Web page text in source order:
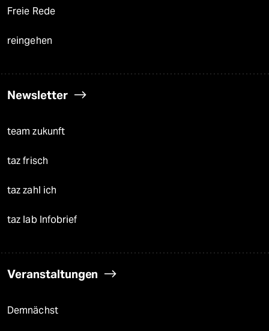
Freie Rede
reingehen
Newsletter
team zukunft
taz frisch
taz zahl ich
taz lab Infobrief
Veranstaltungen
Demnächst